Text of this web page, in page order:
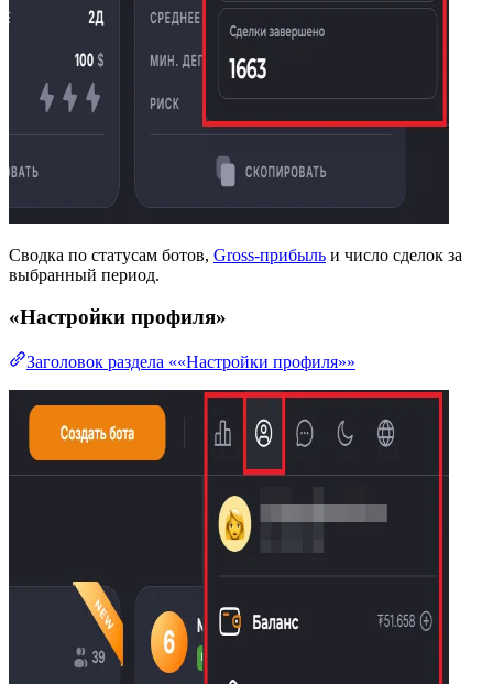
Сводка по статусам ботов, Gross-прибыль и число сделок за
выбранный период.
«Настройки профиля»
Заголовок раздела ««Настройки профиля»»